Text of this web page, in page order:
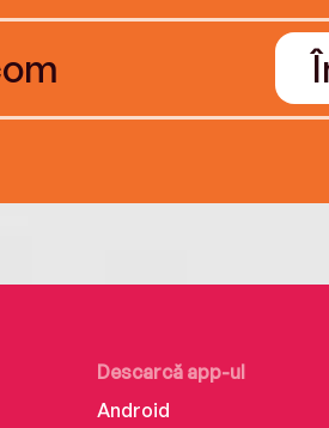
Descarcă app-ul
Android